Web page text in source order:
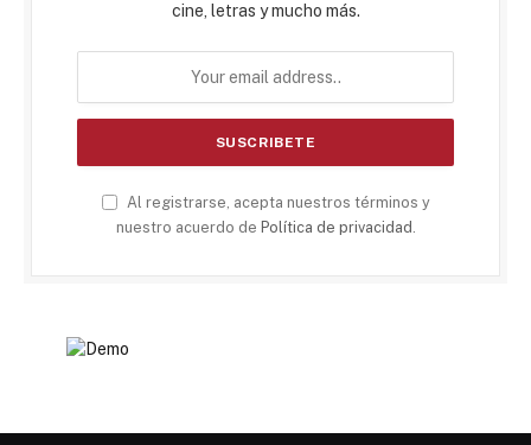
cine, letras y mucho más.
Al registrarse, acepta nuestros términos y
nuestro acuerdo de Política de privacidad .